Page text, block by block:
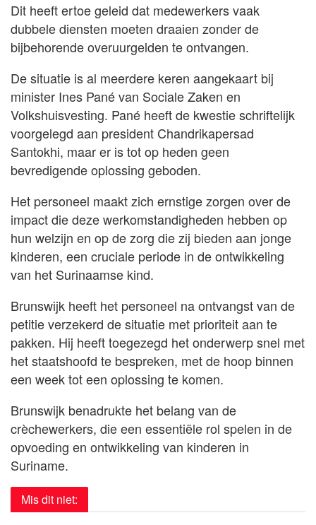
Dit heeft ertoe geleid dat medewerkers vaak
dubbele diensten moeten draaien zonder de
bijbehorende overuurgelden te ontvangen.
De situatie is al meerdere keren aangekaart bij
minister Ines Pané van Sociale Zaken en
Volkshuisvesting. Pané heeft de kwestie schriftelijk
voorgelegd aan president Chandrikapersad
Santokhi, maar er is tot op heden geen
bevredigende oplossing geboden.
Het personeel maakt zich ernstige zorgen over de
impact die deze werkomstandigheden hebben op
hun welzijn en op de zorg die zij bieden aan jonge
kinderen, een cruciale periode in de ontwikkeling
van het Surinaamse kind.
Brunswijk heeft het personeel na ontvangst van de
petitie verzekerd de situatie met prioriteit aan te
pakken. Hij heeft toegezegd het onderwerp snel met
het staatshoofd te bespreken, met de hoop binnen
een week tot een oplossing te komen.
Brunswijk benadrukte het belang van de
crèchewerkers, die een essentiële rol spelen in de
opvoeding en ontwikkeling van kinderen in
Suriname.
Mis dit niet: